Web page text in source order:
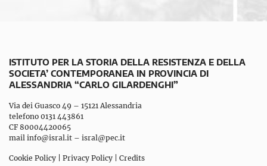
ISTITUTO PER LA STORIA DELLA RESISTENZA E DELLA
SOCIETA’ CONTEMPORANEA IN PROVINCIA DI
ALESSANDRIA “CARLO GILARDENGHI”
Via dei Guasco 49 – 15121 Alessandria
telefono 0131 443861
CF 80004420065
mail info@isral.it – isral@pec.it
Cookie Policy Privacy Policy Credits